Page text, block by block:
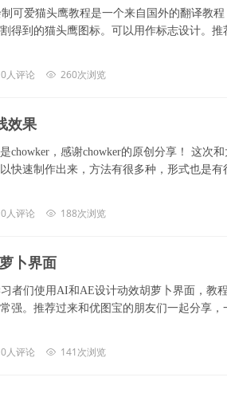
爱猫头鹰教程是一个来自国外的翻译教程
得到的猫头鹰图标。可以用作标志设计。
0人评论 260次浏览
效果
chowker，感谢chowker的原创分享！ 这次
快速制作出来，方法有很多种，形式也是
0人评论 188次浏览
卜界面
者们使用AI和AE设计动效胡萝卜界面，教
强。推荐过来和优图宝的朋友们一起分享，
0人评论 141次浏览